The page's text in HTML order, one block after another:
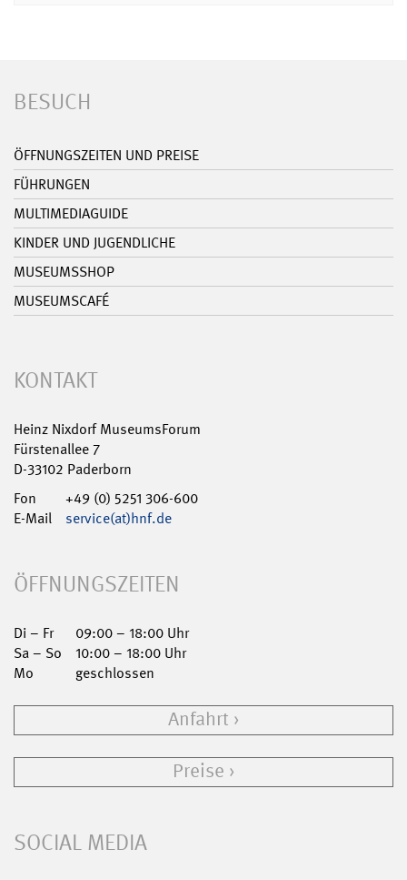
BESUCH
ÖFFNUNGSZEITEN UND PREISE
FÜHRUNGEN
MULTIMEDIAGUIDE
KINDER UND JUGENDLICHE
MUSEUMSSHOP
MUSEUMSCAFÉ
KONTAKT
Heinz Nixdorf MuseumsForum
Fürstenallee 7
D-33102 Paderborn
Fon
+49 (0) 5251 306-600
E-Mail
service(at)hnf.de
ÖFFNUNGSZEITEN
Di – Fr
09:00 – 18:00 Uhr
Sa – So
10:00 – 18:00 Uhr
Mo
geschlossen
Anfahrt
Preise
SOCIAL MEDIA